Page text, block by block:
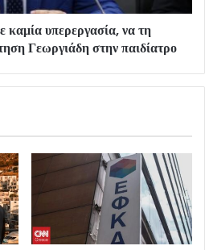
καμία υπερεργασία, να τη
Γεωργιάδη στην παιδίατρο